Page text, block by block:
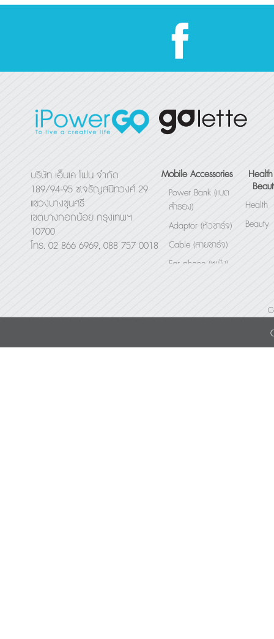
บริษัท เอ็นเค โฟน จำกัด
189/94-95 ซ.จรัญสนิทวงศ์ 29
แขวงบางขุนศรี
เขตบางกอกน้อย กรุงเทพฯ
10700
โทร. 02 866 6969, 088 757 0018
Mobile Accessories
Power Bank (แบต
สำรอง)
Adaptor (หัวชาร์จ)
Cable (สายชาร์จ)
Ear phone (หูฟัง)
Others (อื่นๆ)
Health
Beauty